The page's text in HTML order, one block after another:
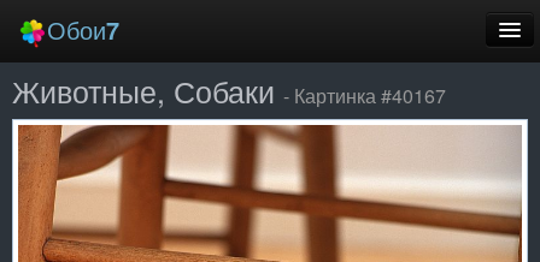
Обои7
Новые
Лучшие
Случайные
Заставки
Животные, Собаки - Картинка #40167